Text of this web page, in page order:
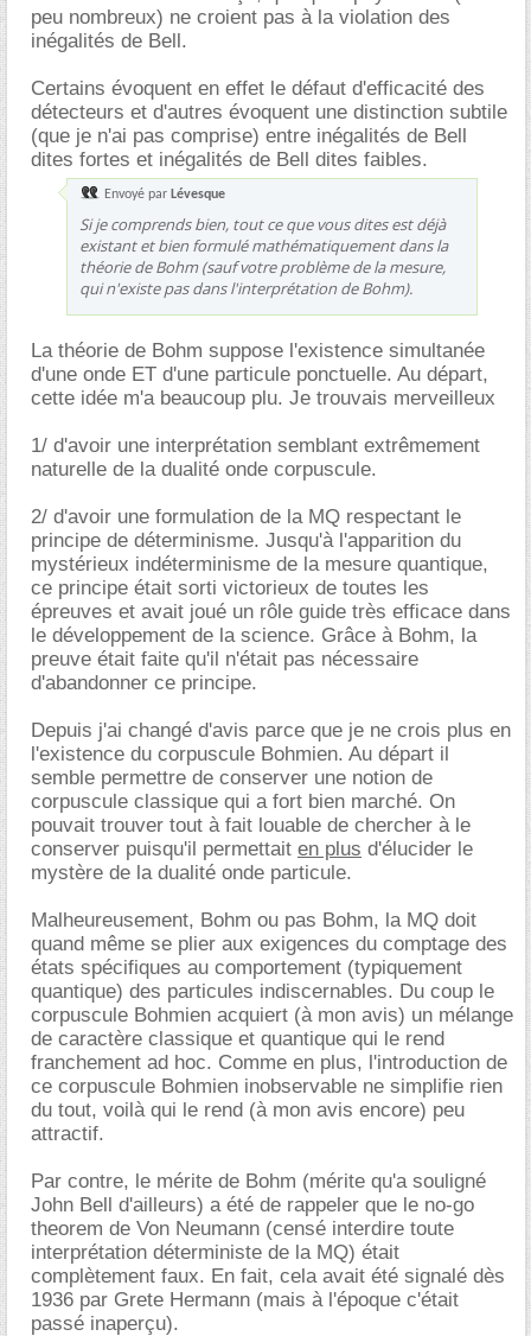
peu nombreux) ne croient pas à la violation des
inégalités de Bell.
Certains évoquent en effet le défaut d'efficacité des
détecteurs et d'autres évoquent une distinction subtile
(que je n'ai pas comprise) entre inégalités de Bell
dites fortes et inégalités de Bell dites faibles.
Envoyé par Lévesque
Si je comprends bien, tout ce que vous dites est déjà
existant et bien formulé mathématiquement dans la
théorie de Bohm (sauf votre problème de la mesure,
qui n'existe pas dans l'interprétation de Bohm).
La théorie de Bohm suppose l'existence simultanée
d'une onde ET d'une particule ponctuelle. Au départ,
cette idée m'a beaucoup plu. Je trouvais merveilleux
1/ d'avoir une interprétation semblant extrêmement
naturelle de la dualité onde corpuscule.
2/ d'avoir une formulation de la MQ respectant le
principe de déterminisme. Jusqu'à l'apparition du
mystérieux indéterminisme de la mesure quantique,
ce principe était sorti victorieux de toutes les
épreuves et avait joué un rôle guide très efficace dans
le développement de la science. Grâce à Bohm, la
preuve était faite qu'il n'était pas nécessaire
d'abandonner ce principe.
Depuis j'ai changé d'avis parce que je ne crois plus en
l'existence du corpuscule Bohmien. Au départ il
semble permettre de conserver une notion de
corpuscule classique qui a fort bien marché. On
pouvait trouver tout à fait louable de chercher à le
conserver puisqu'il permettait en plus d'élucider le
mystère de la dualité onde particule.
Malheureusement, Bohm ou pas Bohm, la MQ doit
quand même se plier aux exigences du comptage des
états spécifiques au comportement (typiquement
quantique) des particules indiscernables. Du coup le
corpuscule Bohmien acquiert (à mon avis) un mélange
de caractère classique et quantique qui le rend
franchement ad hoc. Comme en plus, l'introduction de
ce corpuscule Bohmien inobservable ne simplifie rien
du tout, voilà qui le rend (à mon avis encore) peu
attractif.
Par contre, le mérite de Bohm (mérite qu'a souligné
John Bell d'ailleurs) a été de rappeler que le no-go
theorem de Von Neumann (censé interdire toute
interprétation déterministe de la MQ) était
complètement faux. En fait, cela avait été signalé dès
1936 par Grete Hermann (mais à l'époque c'était
passé inaperçu).